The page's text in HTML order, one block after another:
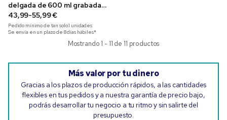
delgada de 600 ml grabada
con láser
43,99-55,99 €
Pedido mínimo de tan solo1 unidades
Se envía en un plazo de 8 días hábiles*
Mostrando 1 - 11 de 11 productos
Más valor por tu dinero
Gracias a los plazos de producción rápidos, a las cantidades
flexibles en tus pedidos y a nuestra garantía de precio bajo,
podrás desarrollar tu negocio a tu ritmo y sin salirte del
presupuesto.